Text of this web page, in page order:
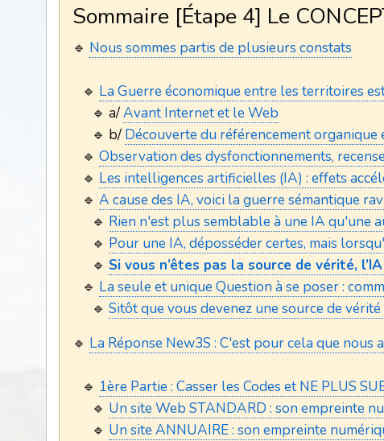
Sommaire [Étape 4] Le
🔹 Nous sommes partis de plusieurs constats
🔹 La Guerre économique entre les territoires
🔹 a/Avant Internet et le Web
🔹 b/ Découverte du référencement
🔹 Observation des dysfonctionnements,
🔹 Les intelligences artificielles (IA) : effets
🔹 A cause des IA, voici la guerre sémantique
🔹 Rien n'est plus semblable à une IA qu'une
🔹 Pour une IA, déposséder certes, mais
🔹 Si vous n’êtes pas la source de vérité,
🔹 La seule et unique Question à se poser :
🔹 Sitôt que vous devenez une source de vérité
🔹 La Réponse New3S : C'est pour cela que
🔹 1ère Partie : Casser les Codes et NE PLUS
🔹 Un site Web STANDARD : son empreinte
🔹 Un site ANNUAIRE : son empreinte